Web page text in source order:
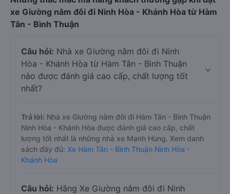
xe Giường nằm đôi đi Ninh Hòa - Khánh Hòa từ Hàm
Tân - Bình Thuận
Câu hỏi: Nhà xe Giường nằm đôi đi Ninh
Hòa - Khánh Hòa từ Hàm Tân - Bình Thuận
nào được đánh giá cao cấp, chất lượng tốt
nhất?
Trả lời: Nhà xe Giường nằm đôi đi Hàm Tân - Bình Thuận
Ninh Hòa - Khánh Hòa được đánh giá cao cấp, chất
lượng tốt nhất là những nhà xe Mạnh Hùng. Xem danh
sách đầy đủ: Xe Hàm Tân - Bình Thuận Ninh Hòa -
Khánh Hòa
Câu hỏi: Hãng Xe Giường nằm đôi đi Ninh